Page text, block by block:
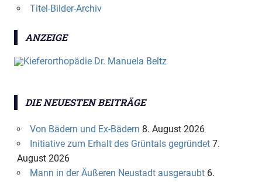
Titel-Bilder-Archiv
ANZEIGE
DIE NEUESTEN BEITRÄGE
Von Bädern und Ex-Bädern 8. August 2026
Initiative zum Erhalt des Grüntals gegründet 7.
August 2026
Mann in der Äußeren Neustadt ausgeraubt 6.